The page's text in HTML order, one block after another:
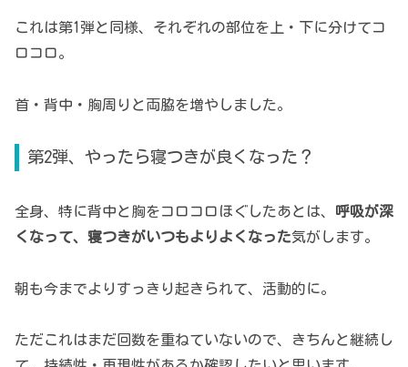
これは第1弾と同様、それぞれの部位を上・下に分けてコ
ロコロ。
首・背中・胸周りと両脇を増やしました。
第2弾、やったら寝つきが良くなった？
全身、特に背中と胸をコロコロほぐしたあとは、 呼吸が深
くなって、寝つきがいつもよりよくなった気がします。
朝も今までよりすっきり起きられて、活動的に。
ただこれはまだ回数を重ねていないので、きちんと継続し